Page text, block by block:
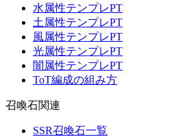
水属性テンプレPT
土属性テンプレPT
風属性テンプレPT
光属性テンプレPT
闇属性テンプレPT
ToT編成の組み方
召喚石関連
SSR召喚石一覧